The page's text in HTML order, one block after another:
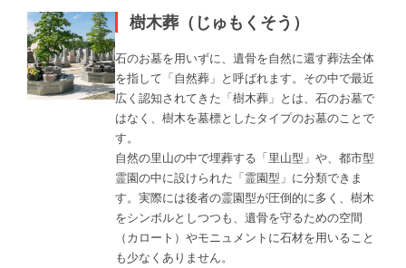
樹木葬（じゅもくそう）
石のお墓を用いずに、遺骨を自然に還す葬法全体
を指して「自然葬」と呼ばれます。その中で最近
広く認知されてきた「樹木葬」とは、石のお墓で
はなく、樹木を墓標としたタイプのお墓のことで
す。
自然の里山の中で埋葬する「里山型」や、都市型
霊園の中に設けられた「霊園型」に分類できま
す。実際には後者の霊園型が圧倒的に多く、樹木
をシンボルとしつつも、遺骨を守るための空間
（カロート）やモニュメントに石材を用いること
も少なくありません。